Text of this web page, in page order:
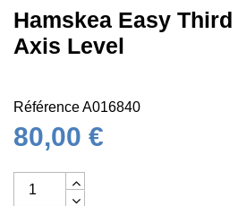
Hamskea Easy Third
Axis Level
RéférenceA016840
80,00 €